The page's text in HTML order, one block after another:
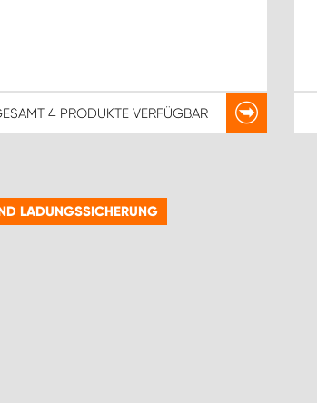
4 PRODUKTE VERFÜGBAR
LADUNGSSICHERUNG